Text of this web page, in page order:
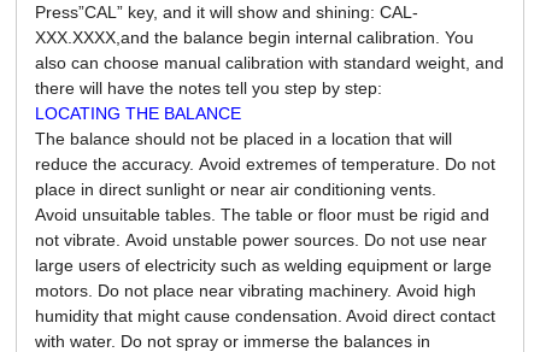
Press”CAL” key, and it will show and shining: CAL-
XXX.XXXX,and the balance begin internal calibration.You
also can choose manual calibration with standard weight, and
there will have the notes tell you step by step:
LOCATING THE BALANCE
The balance should not be placed in a location that will
reduce the accuracy.Avoid extremes of temperature. Do not
place in direct sunlight or near air conditioning vents.
Avoid unsuitable tables. The table or floor must be rigid and
not vibrate.Avoid unstable power sources. Do not use near
large users of electricity such as welding equipment or large
motors. Do not place near vibrating machinery.Avoid high
humidity that might cause condensation. Avoid direct contact
with water. Do not spray or immerse the balances in